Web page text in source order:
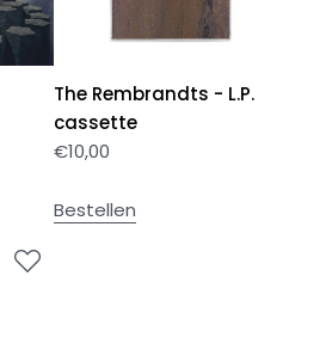
The Rembrandts - L.P.
cassette
€10,00
Bestellen